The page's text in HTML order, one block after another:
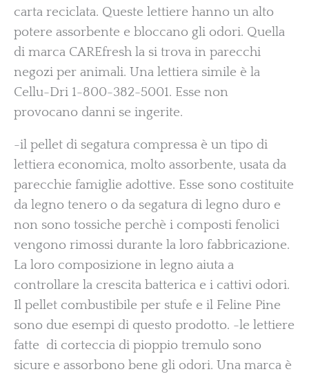
carta reciclata. Queste lettiere hanno un alto
potere assorbente e bloccano gli odori. Quella
di marca CAREfresh la si trova in parecchi
negozi per animali. Una lettiera simile è la
Cellu-Dri 1-800-382-5001. Esse non
provocano danni se ingerite.
-il pellet di segatura compressa è un tipo di
lettiera economica, molto assorbente, usata da
parecchie famiglie adottive. Esse sono costituite
da legno tenero o da segatura di legno duro e
non sono tossiche perchè i composti fenolici
vengono rimossi durante la loro fabbricazione.
La loro composizione in legno aiuta a
controllare la crescita batterica e i cattivi odori.
Il pellet combustibile per stufe e il Feline Pine
sono due esempi di questo prodotto. -le lettiere
fatte di corteccia di pioppio tremulo sono
sicure e assorbono bene gli odori. Una marca è